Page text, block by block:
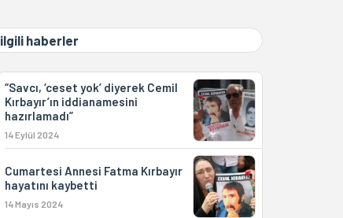
ilgili haberler
“Savcı, ‘ceset yok’ diyerek Cemil
Kırbayır’ın iddianamesini
hazırlamadı”
14 Eylül 2024
Cumartesi Annesi Fatma Kırbayır
hayatını kaybetti
14 Mayıs 2024